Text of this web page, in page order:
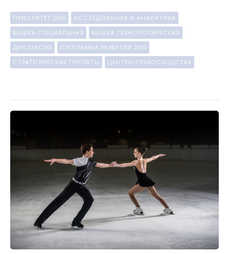
ПРИОРИТЕТ 2030 ИССЛЕДОВАНИЯ И АНАЛИТИКА
ВЫШКА СОЦИАЛЬНАЯ ВЫШКА ТЕХНОЛОГИЧЕСКАЯ
ДИСЛЕКСИЯ ПРОГРАММА РАЗВИТИЯ 2030
СТРАТЕГИЧЕСКИЕ ПРОЕКТЫ ЦЕНТРЫ ПРЕВОСХОДСТВА